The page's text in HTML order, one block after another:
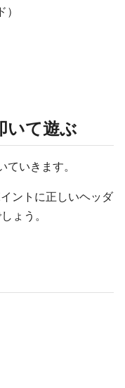
いて遊ぶ
いきます。
ントに正しいヘッダ
ょう。